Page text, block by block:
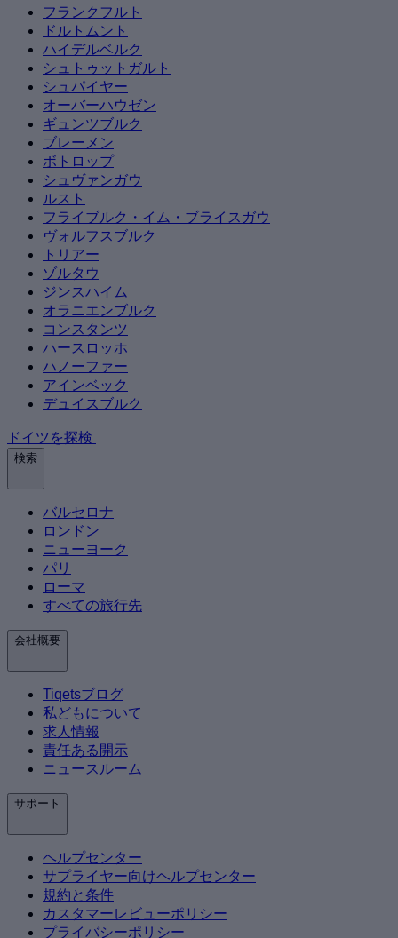
フランクフルト
ドルトムント
ハイデルベルク
シュトゥットガルト
シュパイヤー
オーバーハウゼン
ギュンツブルク
ブレーメン
ボトロップ
シュヴァンガウ
ルスト
フライブルク・イム・ブライスガウ
ヴォルフスブルク
トリアー
ゾルタウ
ジンスハイム
オラニエンブルク
コンスタンツ
ハースロッホ
ハノーファー
アインベック
デュイスブルク
ドイツを探検
検索
バルセロナ
ロンドン
ニューヨーク
パリ
ローマ
すべての旅行先
会社概要
Tiqetsブログ
私どもについて
求人情報
責任ある開示
ニュースルーム
サポート
ヘルプセンター
サプライヤー向けヘルプセンター
規約と条件
カスタマーレビューポリシー
プライバシーポリシー